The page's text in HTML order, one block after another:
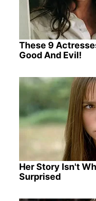
These 9
Good And Evil!
Her Story Isn't
Surprised